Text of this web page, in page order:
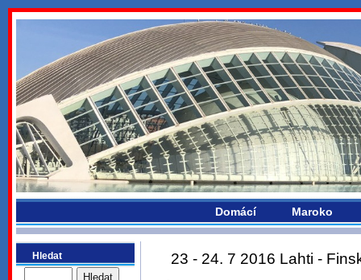
bydlikemevropou.com
Domácí Maroko
Hledat 23 - 24. 7 2016 Lahti -